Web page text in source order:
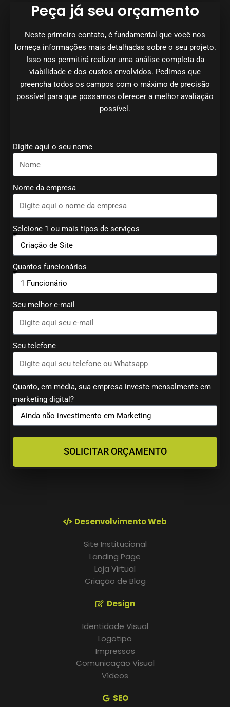
Peça já seu orçamento
Neste primeiro contato, é fundamental que você nos
forneça informações mais detalhadas sobre o seu projeto.
Isso nos permitirá realizar uma análise completa da
viabilidade e dos custos envolvidos. Pedimos que
preencha todos os campos com o máximo de precisão
possível para que possamos oferecer a melhor avaliação
possível.
Digite aqui o seu nome
Nome da empresa
Selcione 1 ou mais tipos de serviços
Quantos funcionários
Seu melhor e-mail
Seu telefone
Quanto, em média, sua empresa investe mensalmente em
marketing digital?
SOLICITAR ORÇAMENTO
Desenvolvimento Web
Site Institucional
Landing Page
Loja Virtual
Criação de Blog
Design
Identidade Visual
Logotipo
Impressos
Comunicação Visual
Vídeos
SEO